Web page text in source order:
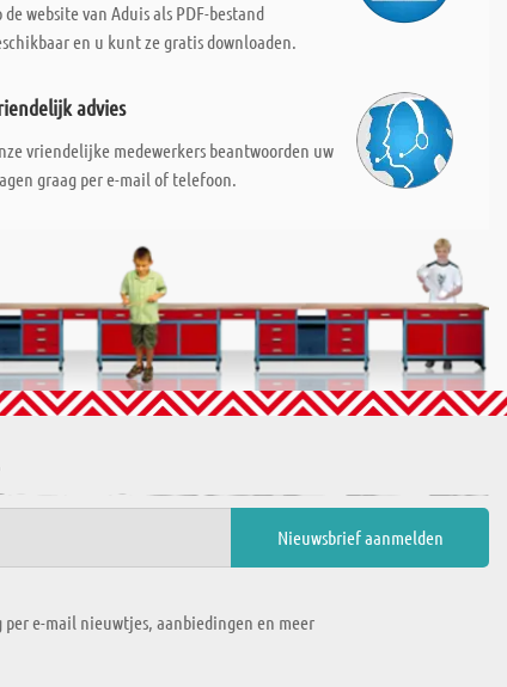
de website van Aduis als PDF-bestand
en u kunt ze gratis downloaden.
advies
vriendelijke medewerkers beantwoorden uw
graag per e-mail of telefoon.
e-mail nieuwtjes, aanbiedingen en meer